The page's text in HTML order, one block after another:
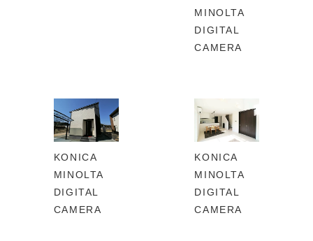
MINOLTA
DIGITAL
CAMERA
KONICA
MINOLTA
DIGITAL
CAMERA
KONICA
MINOLTA
DIGITAL
CAMERA